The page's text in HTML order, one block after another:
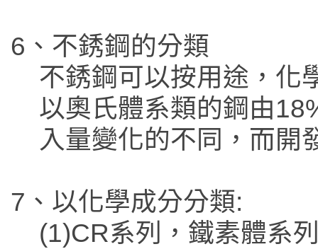
6、不銹鋼的分類
不銹鋼可以按用途，化
以奧氏體系類的鋼由
入量變化的不同，而開
7、以化學成分分類:
(1)CR系列，鐵素體系